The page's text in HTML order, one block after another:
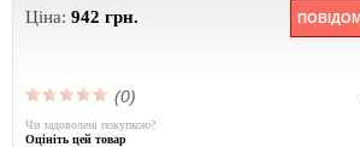
Ціна: 942 грн.
(0)
Чи задоволені покупкою?
Оцініть цей товар